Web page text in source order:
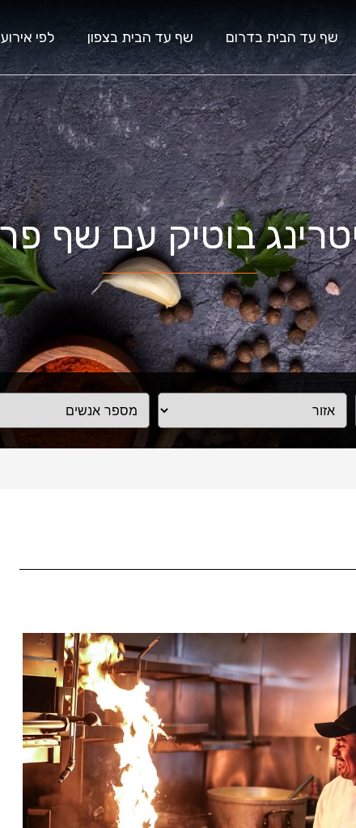
שף עד הבית בדרום שף עד הבית בצפון לפי
בוטיק עם שף